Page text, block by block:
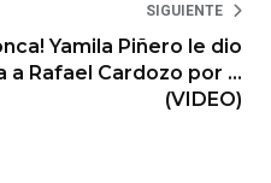
SIGUIENTE
Yamila Piñero le dio
Rafael Cardozo por …
(VIDEO)